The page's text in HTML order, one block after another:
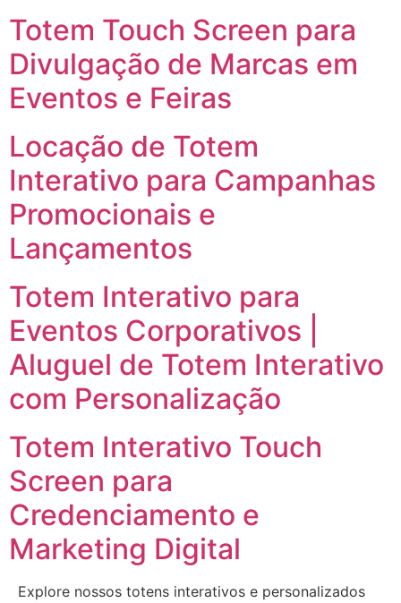
Totem Touch Screen para
Divulgação de Marcas em
Eventos e Feiras
Locação de Totem
Interativo para Campanhas
Promocionais e
Lançamentos
Totem Interativo para
Eventos Corporativos |
Aluguel de Totem Interativo
com Personalização
Totem Interativo Touch
Screen para
Credenciamento e
Marketing Digital
Explore nossos totens interativos e personalizados